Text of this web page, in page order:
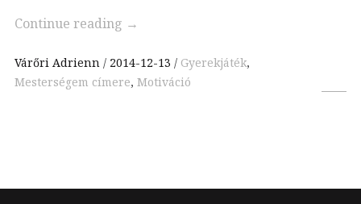
Continue reading →
Várőri Adrienn 2014-12-13 Gyerekjáték,
Mesterségem címere, Motiváció